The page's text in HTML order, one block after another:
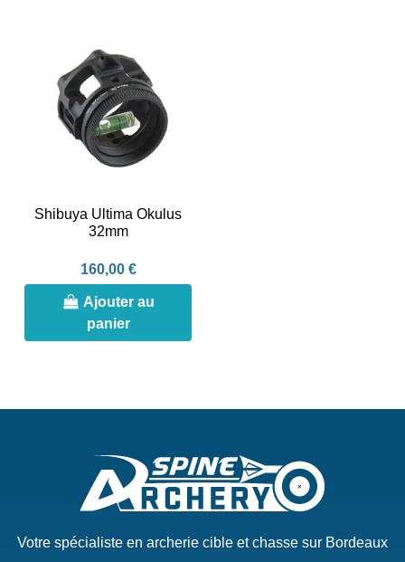
Shibuya Ultima Okulus
32mm
160,00 €
Ajouter au
panier
Votre spécialiste en archerie cible et chasse sur Bordeaux